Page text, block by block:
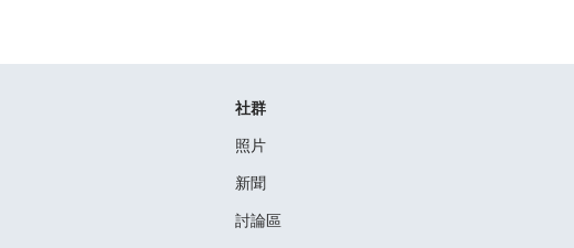
社群
照片
新聞
討論區